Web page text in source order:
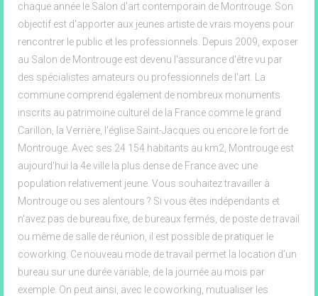
chaque année le Salon d'art contemporain de Montrouge. Son
objectif est d'apporter aux jeunes artiste de vrais moyens pour
rencontrer le public et les professionnels. Depuis 2009, exposer
au Salon de Montrouge est devenu l'assurance d'être vu par
des spécialistes amateurs ou professionnels de l'art. La
commune comprend également de nombreux monuments
inscrits au patrimoine culturel de la France comme le grand
Carillon, la Verrière, l'église Saint-Jacques ou encore le fort de
Montrouge. Avec ses 24 154 habitants au km2, Montrouge est
aujourd'hui la 4e ville la plus dense de France avec une
population relativement jeune. Vous souhaitez travailler à
Montrouge ou ses alentours ? Si vous êtes indépendants et
n'avez pas de bureau fixe, de bureaux fermés, de poste de travail
ou même de salle de réunion, il est possible de pratiquer le
coworking. Ce nouveau mode de travail permet la location d’un
bureau sur une durée variable, de la journée au mois par
exemple. On peut ainsi, avec le coworking, mutualiser les